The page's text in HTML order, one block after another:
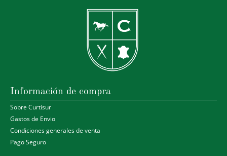
Información de compra
Sobre Curtisur
Gastos de Envio
Condiciones generales de venta
Pago Seguro